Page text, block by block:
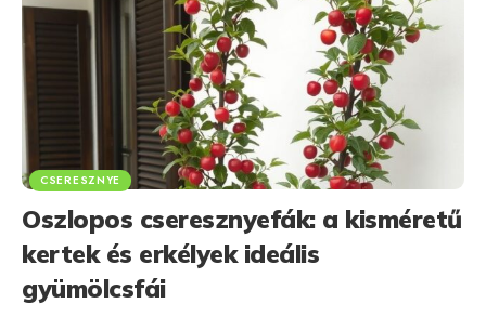
CSERESZNYE
Oszlopos cseresznyefák: a kisméretű
kertek és erkélyek ideális
gyümölcsfái